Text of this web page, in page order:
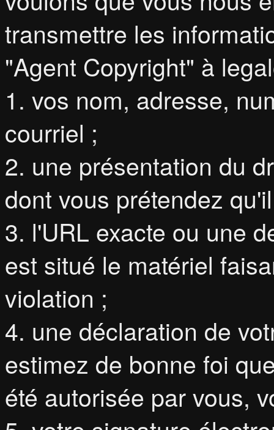
transmettre les
"Agent Copyright" à
1. vos nom, adresse,
courriel ;
2. une présentation du
dont vous prétendez
3. l'URL exacte ou une
est situé le matériel
violation ;
4. une déclaration de
estimez de bonne foi
été autorisée par vous,